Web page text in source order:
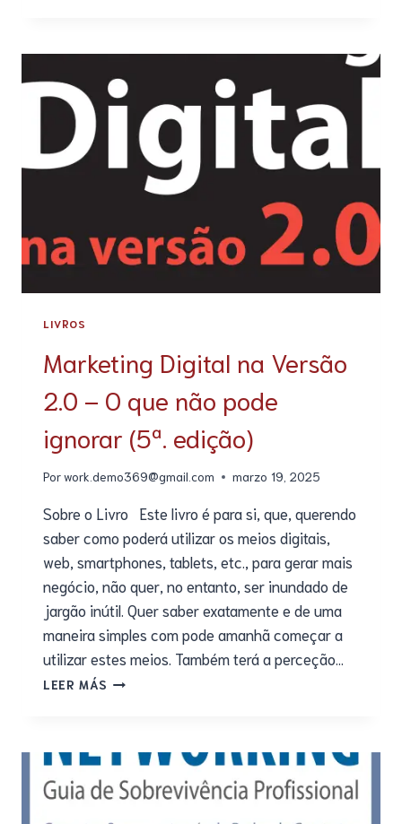
LIVROS
Marketing Digital na Versão
2.0 – O que não pode
ignorar (5ª. edição)
Porwork.demo369@gmail.com marzo 19, 2025
Sobre o Livro Este livro é para si, que, querendo
saber como poderá utilizar os meios digitais,
web, smartphones, tablets, etc., para gerar mais
negócio, não quer, no entanto, ser inundado de
jargão inútil. Quer saber exatamente e de uma
maneira simples com pode amanhã começar a
utilizar estes meios. Também terá a perceção…
LEER MÁS